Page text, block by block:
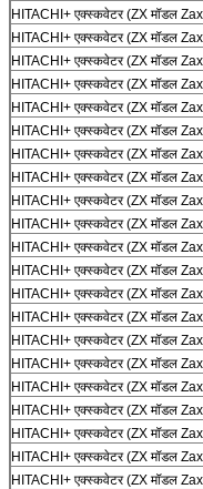
HITACHI+ एक्स्कवेटर (ZX मॉडल
HITACHI+ एक्स्कवेटर (ZX मॉडल
HITACHI+ एक्स्कवेटर (ZX मॉडल
HITACHI+ एक्स्कवेटर (ZX मॉडल
HITACHI+ एक्स्कवेटर (ZX मॉडल
HITACHI+ एक्स्कवेटर (ZX मॉडल
HITACHI+ एक्स्कवेटर (ZX मॉडल
HITACHI+ एक्स्कवेटर (ZX मॉडल
HITACHI+ एक्स्कवेटर (ZX मॉडल
HITACHI+ एक्स्कवेटर (ZX मॉडल
HITACHI+ एक्स्कवेटर (ZX मॉडल
HITACHI+ एक्स्कवेटर (ZX मॉडल
HITACHI+ एक्स्कवेटर (ZX मॉडल
HITACHI+ एक्स्कवेटर (ZX मॉडल
HITACHI+ एक्स्कवेटर (ZX मॉडल
HITACHI+ एक्स्कवेटर (ZX मॉडल
HITACHI+ एक्स्कवेटर (ZX मॉडल
HITACHI+ एक्स्कवेटर (ZX मॉडल
HITACHI+ एक्स्कवेटर (ZX मॉडल
HITACHI+ एक्स्कवेटर (ZX मॉडल
HITACHI+ एक्स्कवेटर (ZX मॉडल